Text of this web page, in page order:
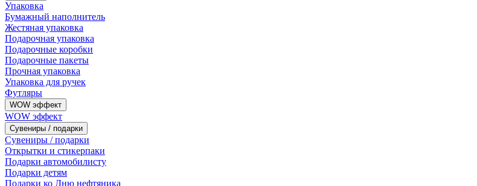
Упаковка
Бумажный наполнитель
Жестяная упаковка
Подарочная упаковка
Подарочные коробки
Подарочные пакеты
Прочная упаковка
Упаковка для ручек
Футляры
WOW эффект
WOW эффект
Сувениры / подарки
Сувениры / подарки
Открытки и стикерпаки
Подарки автомобилисту
Подарки детям
Подарки ко Дню нефтяника